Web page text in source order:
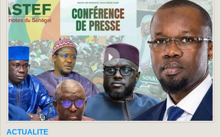
ACTUALITE